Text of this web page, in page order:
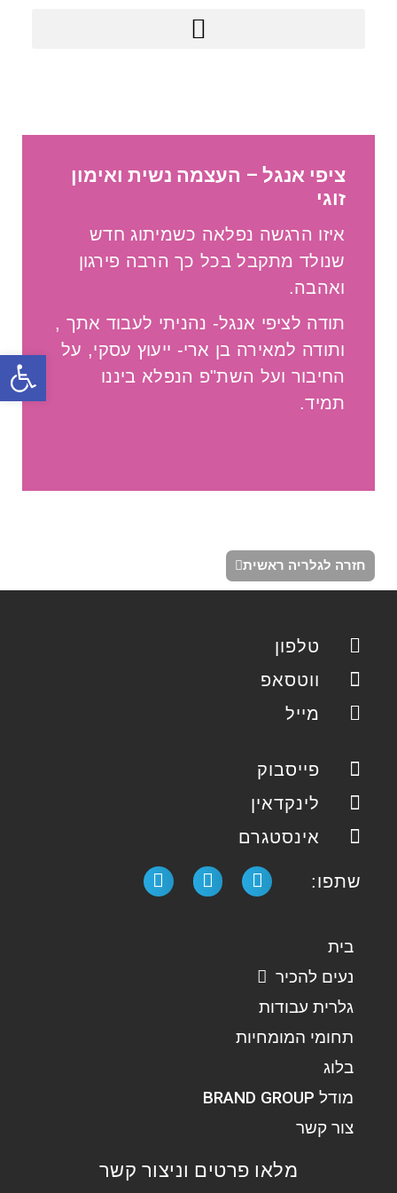
ציפי אנגל – העצמה נשית ואימון
זוגי
איזו הרגשה נפלאה כשמיתוג חדש
שנולד מתקבל בכל כך הרבה פירגון
ואהבה.
תודה לציפי אנגל- נהניתי לעבוד אתך ,
ותודה למאירה בן ארי- ייעוץ עסקי, על
החיבור ועל השת"פ הנפלא ביננו
תמיד.
חזרה לגלריה ראשית
טלפון
ווטסאפ
מייל
פייסבוק
לינקדאין
אינסטגרם
שתפו:
בית
נעים להכיר
גלרית עבודות
תחומי המומחיות
בלוג
מודל BRAND GROUP
צור קשר
מלאו פרטים וניצור קשר
פתח